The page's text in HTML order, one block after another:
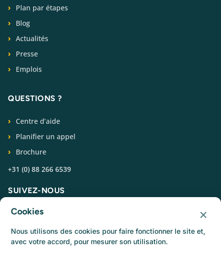
Plan par étapes
Blog
Actualités
Presse
Emplois
QUESTIONS ?
Centre d’aide
Planifier un appel
Brochure
+31 (0) 88 266 6539
SUIVEZ-NOUS
Cookies ×
Nous utilisons des cookies pour faire fonctionner le site et,
avec votre accord, pour mesurer son utilisation.